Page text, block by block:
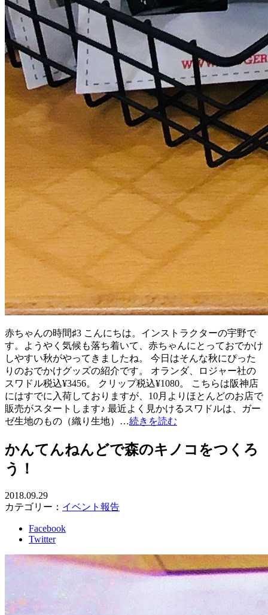
赤ちゃんの時間♯3 こんにちは。インストラクターの宇野で
す。ようやく気候も落ち着いて、赤ちゃんにとっておでかけ
しやすい秋がやってきましたね。 今日はそんな秋にぴった
りのおでかけグッズの紹介です。 オランダ、ロジャー社の
スワドル税込¥3456。 クリップ税込¥1080。 こちらは阪神店
にはすでに入荷しておりますが、10月よりほとんどのお店で
販売がスタートします♪ 最近よく見かけるスワドルは、ガー
ゼ生地のもの（織り生地）…続きを読む
かんてんねんどで森のキノコをつくろ
う！
2018.09.29
カテゴリー： イベント報告
Facebook
Twitter